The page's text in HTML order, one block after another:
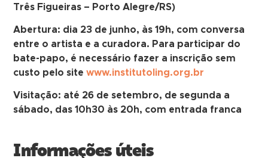
Três Figueiras – Porto Alegre/RS)
Abertura: dia 23 de junho, às 19h, com conversa
entre o artista e a curadora. Para participar do
bate-papo, é necessário fazer a inscrição sem
custo pelo sitewww.institutoling.org.br
Visitação: até 26 de setembro, de segunda a
sábado, das 10h30 às 20h, com entrada franca
Informações úteis